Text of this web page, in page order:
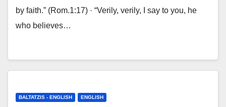
by faith.” (Rom.1:17) · “Verily, verily, I say to you, he
who believes…
BALTATZIS - ENGLISH ENGLISH